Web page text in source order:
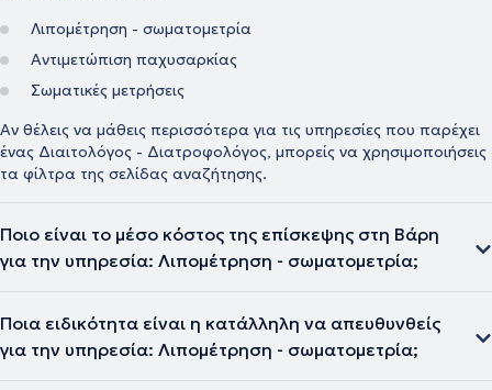
Λιπομέτρηση - σωματομετρία
Αντιμετώπιση παχυσαρκίας
Σωματικές μετρήσεις
Αν θέλεις να μάθεις περισσότερα για τις υπηρεσίες που παρέχει
ένας Διαιτολόγος - Διατροφολόγος, μπορείς να χρησιμοποιήσεις
τα φίλτρα της σελίδας αναζήτησης.
Ποιο είναι το μέσο κόστος της επίσκεψης στη Βάρη
για την υπηρεσία: Λιπομέτρηση - σωματομετρία;
Ποια ειδικότητα είναι η κατάλληλη να απευθυνθείς
για την υπηρεσία: Λιπομέτρηση - σωματομετρία;